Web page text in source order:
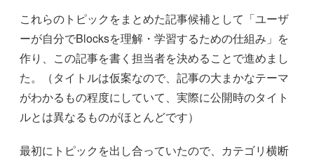
これらのトピックをまとめた記事候補として「ユーザ
ーが自分でBlocksを理解・学習するための仕組み」を
作り、この記事を書く担当者を決めることで進めまし
た。（タイトルは仮案なので、記事の大まかなテーマ
がわかるもの程度にしていて、実際に公開時のタイト
ルとは異なるものがほとんどです）
最初にトピックを出し合っていたので、カテゴリ横断